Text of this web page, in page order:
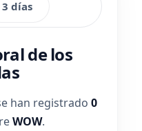
3 días
de los
han registrado 0
WOW.